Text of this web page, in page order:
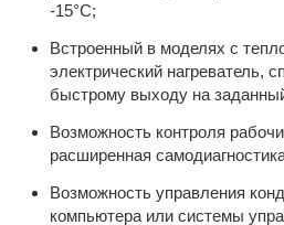
-15°С;
Встроенный в моделях с
электрический нагреватель,
быстрому выходу на
Возможность контроля
расширенная
Возможность управления
компьютера или системы